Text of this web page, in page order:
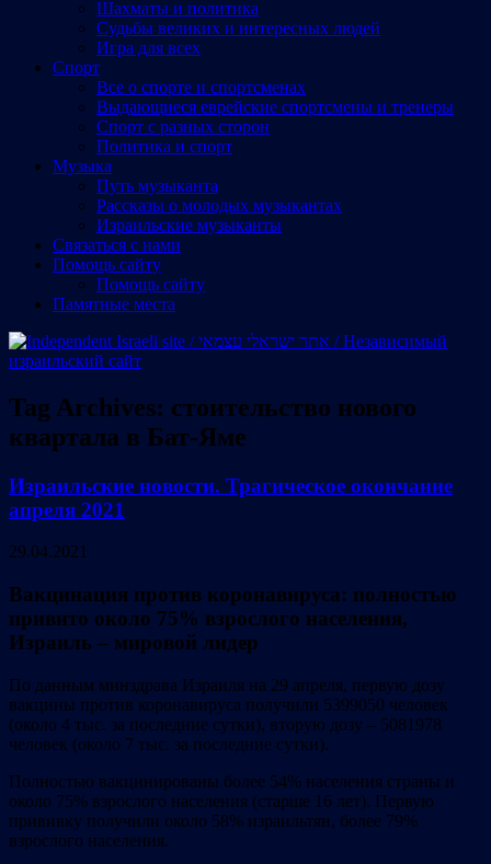
Шахматы и политика
Судьбы великих и интересных людей
Игра для всех
Спорт
Все о спорте и спортсменах
Выдающиеся еврейские спортсмены и тренеры
Спорт с разных сторон
Политика и спорт
Музыка
Путь музыканта
Рассказы о молодых музыкантах
Израильские музыканты
Cвязаться с нами
Помощь сайту
Помощь сайту
Памятные места
Tag Archives: стоительство нового
квартала в Бат-Яме
Израильские новости. Трагическое окончание
апреля 2021
29.04.2021
Вакцинация против коронавируса: полностью
привито около 75% взрослого населения,
Израиль – мировой лидер
По данным минздрава Израиля на 29 апреля, первую дозу
вакцины против коронавируса получили 5399050 человек
(около 4 тыс. за последние сутки), вторую дозу – 5081978
человек (около 7 тыс. за последние сутки).
Полностью вакцинированы более 54% населения страны и
около 75% взрослого населения (старше 16 лет). Первую
прививку получили около 58% израильтян, более 79%
взрослого населения.